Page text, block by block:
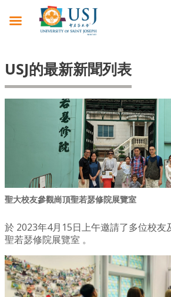
USJ的最新新聞列表
聖大校友參觀崗頂聖若瑟修院展覽室
於 2023年4月15日上午邀請了多位校友
聖若瑟修院展覽室 。